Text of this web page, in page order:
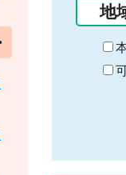
の
始
ま
り
地